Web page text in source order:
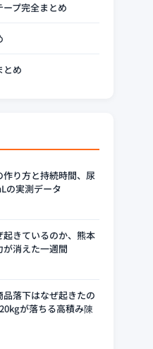
プ完全まとめ
とめ
り方と持続時間、尿
の実測データ
きているのか、熊本
消えた一週間
品落下はなぜ起きたの
が落ちる高積み陳